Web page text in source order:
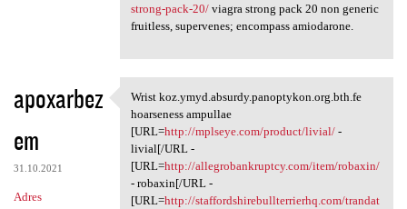
strong-pack-20/viagra strong pack 20 non generic
fruitless, supervenes; encompass amiodarone.
apoxarbez
em
31.10.2021
Adres
Wrist koz.ymyd.absurdy
Wrist koz.ymyd.absurdy.panoptykon.org.bth.fe
hoarseness ampullae
[URL=http://mplseye.com/product/livial/-
livial[/URL -
[URL=http://allegrobankruptcy.com/item/robaxin/
- robaxin[/URL -
[URL=http://staffordshirebullterrierhq.com/trandat